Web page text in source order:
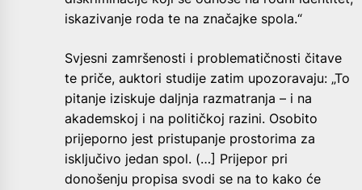
iskazivanje roda te na značajke spola.“
Svjesni zamršenosti i problematičnosti čitave
te priče, auktori studije zatim upozoravaju: „To
pitanje iziskuje daljnja razmatranja – i na
akademskoj i na političkoj razini. Osobito
prijeporno jest pristupanje prostorima za
isključivo jedan spol. (…] Prijepor pri
donošenju propisa svodi se na to kako će